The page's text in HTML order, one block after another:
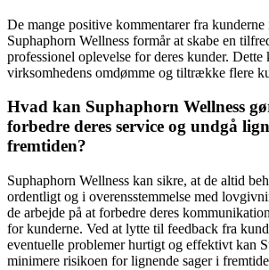
De mange positive kommentarer fra kunderne
Suphaphorn Wellness formår at skabe en
professionel oplevelse for deres kunder. Dette
virksomhedens omdømme og tiltrække flere
Hvad kan Suphaphorn Wellness
forbedre deres service og undgå
fremtiden?
Suphaphorn Wellness kan sikre, at de altid
ordentligt og i overensstemmelse med
de arbejde på at forbedre deres
for kunderne. Ved at lytte til feedback fra
eventuelle problemer hurtigt og effektivt kan
minimere risikoen for lignende sager i